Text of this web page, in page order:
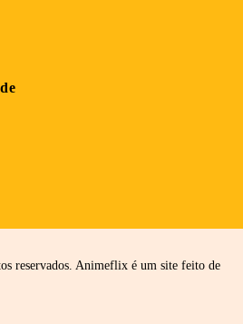
reservados. Animeflix é um site feito de